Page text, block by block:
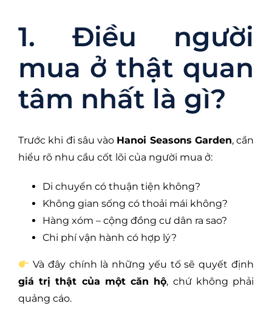
1. Điều người
mua ở thật quan
tâm nhất là gì?
Trước khi đi sâu vào Hanoi Seasons Garden, cần
hiểu rõ nhu cầu cốt lõi của người mua ở:
Di chuyển có thuận tiện không?
Không gian sống có thoải mái không?
Hàng xóm – cộng đồng cư dân ra sao?
Chi phí vận hành có hợp lý?
Và đây chính là những yếu tố sẽ quyết định
giá trị thật của một căn hộ, chứ không phải
quảng cáo.